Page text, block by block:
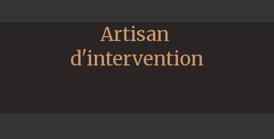
Artisan
d'intervention